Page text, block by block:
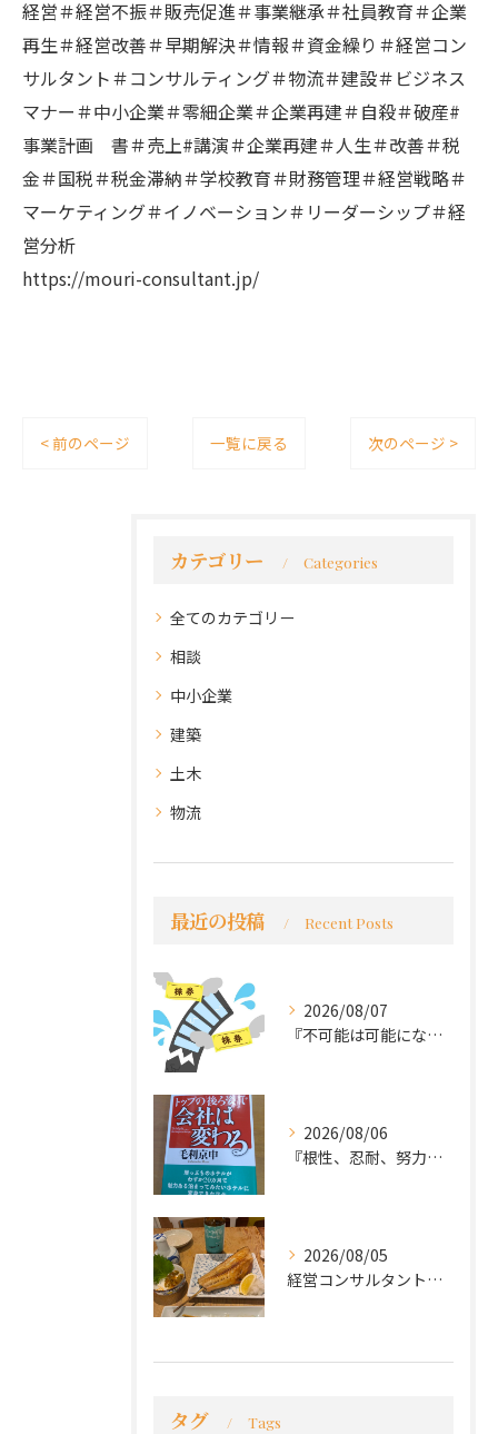
経営＃経営不振＃販売促進＃事業継承＃社員教育＃企業
再生＃経営改善＃早期解決＃情報＃資金繰り＃経営コン
サルタント＃コンサルティング＃物流＃建設＃ビジネス
マナー＃中小企業＃零細企業＃企業再建＃自殺＃破産#
事業計画 書＃売上#講演＃企業再建＃人生＃改善＃税
金＃国税＃税金滞納＃学校教育＃財務管理＃経営戦略＃
マーケティング＃イノベーション＃リーダーシップ＃経
営分析
https://mouri-consultant.jp/
< 前のページ 一覧に戻る 次のページ >
カテゴリー Categories
全てのカテゴリー
相談
中小企業
建築
土木
物流
最近の投稿 Recent Posts
2026/08/07
『不可能は可能になる』
2026/08/06
『根性、忍耐、努力という言葉は死語なのか』
2026/08/05
経営コンサルタントのモーちゃん・毛利京申です。
タグ Tags